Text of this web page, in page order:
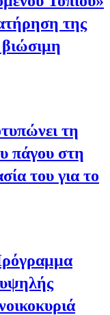
της
βιώσιμη
τη
πάγου στη
του για το